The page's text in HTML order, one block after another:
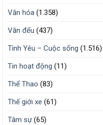
Văn hóa (1.358)
Văn đểu (437)
Tình Yêu – Cuộc sống (1.516)
Tin hoạt động (11)
Thể Thao (83)
Thế giới xe (61)
Tâm sự(65)